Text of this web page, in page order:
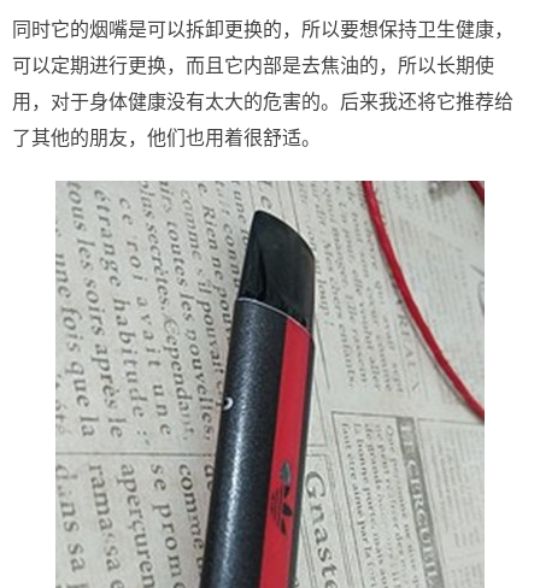
同时它的烟嘴是可以拆卸更换的，所以要想保持卫生健康，
可以定期进行更换，而且它内部是去焦油的，所以长期使
用，对于身体健康没有太大的危害的。后来我还将它推荐给
了其他的朋友，他们也用着很舒适。